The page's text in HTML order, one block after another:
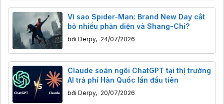
Vì sao Spider-Man: Brand New Day cắt
bỏ nhiều phản diện và Shang-Chi?
bởi Derpy, 24/07/2026
Claude soán ngôi ChatGPT tại thị trường
AI trả phí Hàn Quốc lần đầu tiên
bởi Derpy, 20/07/2026